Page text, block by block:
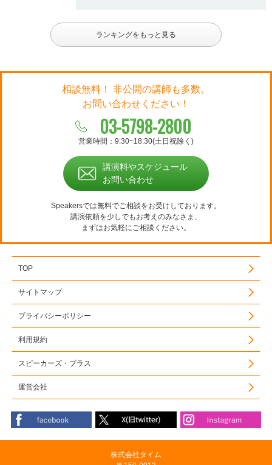
ランキングをもっと見る
相談無料！ 非公開の講師も多数。
お問い合わせください！
03-5798-2800
営業時間：9:30~18:30(土日祝除く)
講演料やスケジュール
お問い合わせ
Speakersでは無料でご相談をお受けしております。
講演依頼を少しでもお考えのみなさま、
まずはお気軽にご相談ください。
TOP
サイトマップ
プライバシーポリシー
利用規約
スピーカーズ・プラス
運営会社
株式会社タイム